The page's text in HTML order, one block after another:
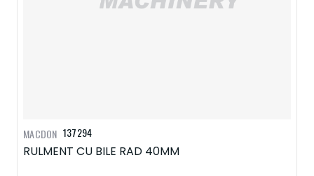
137294
RULMENT CU BILE RAD 40MM
MACDON